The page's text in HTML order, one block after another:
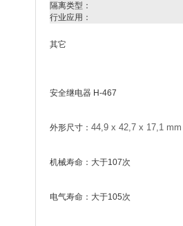
隔离类型：
行业应用：
其它
安全继电器 H-467
外形尺寸： 44,9 x 42,7 x 17,1 mm
机械寿命：大于107次
电气寿命：大于105次